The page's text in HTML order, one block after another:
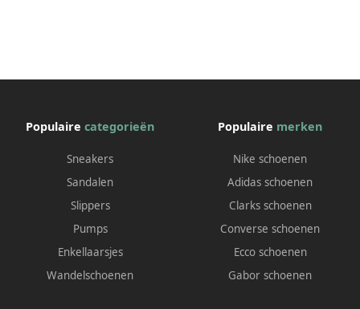
Populaire categorieën
Sneakers
Sandalen
Slippers
Pumps
Enkellaarsjes
Wandelschoenen
Populaire merken
Nike schoenen
Adidas schoenen
Clarks schoenen
Converse schoenen
Ecco schoenen
Gabor schoenen